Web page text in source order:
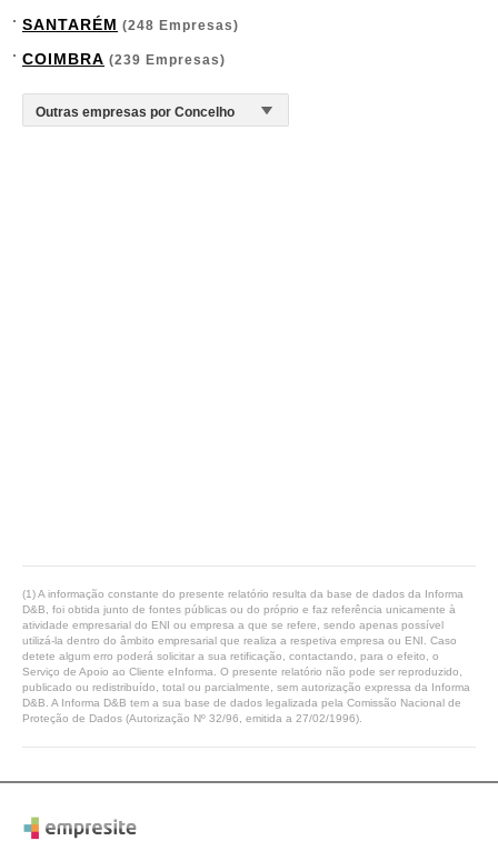
SANTARÉM (248 Empresas)
COIMBRA (239 Empresas)
(1) A informação constante do presente relatório resulta da base de dados da Informa
D&B, foi obtida junto de fontes públicas ou do próprio e faz referência unicamente à
atividade empresarial do ENI ou empresa a que se refere, sendo apenas possível
utilizá-la dentro do âmbito empresarial que realiza a respetiva empresa ou ENI. Caso
detete algum erro poderá solicitar a sua retificação, contactando, para o efeito, o
Serviço de Apoio ao Cliente eInforma. O presente relatório não pode ser reproduzido,
publicado ou redistribuído, total ou parcialmente, sem autorização expressa da Informa
D&B. A Informa D&B tem a sua base de dados legalizada pela Comissão Nacional de
Proteção de Dados (Autorização Nº 32/96, emitida a 27/02/1996).